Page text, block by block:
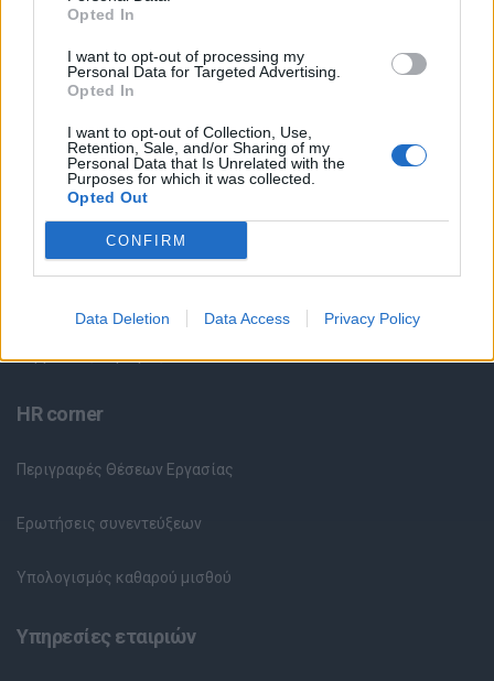
Opted In
I want to opt-out of processing my
Personal Data for Targeted Advertising.
Opted In
I want to opt-out of Collection, Use,
Retention, Sale, and/or Sharing of my
Personal Data that Is Unrelated with the
Purposes for which it was collected.
Opted Out
CONFIRM
Data Deletion Data Access Privacy Policy
Όλες οι Θέσεις Εργασίας
Θέσεις Εργασίας ανά Ειδικότητα
Θέσεις Εργασίας ανά Εταιρεία
Κέντρο Βοήθειας
Υπηρεσίες υποψηφίων
HR corner
Περιγραφές Θέσεων Εργασίας
Ερωτήσεις συνεντεύξεων
Υπολογισμός καθαρού μισθού
Υπηρεσίες εταιριών